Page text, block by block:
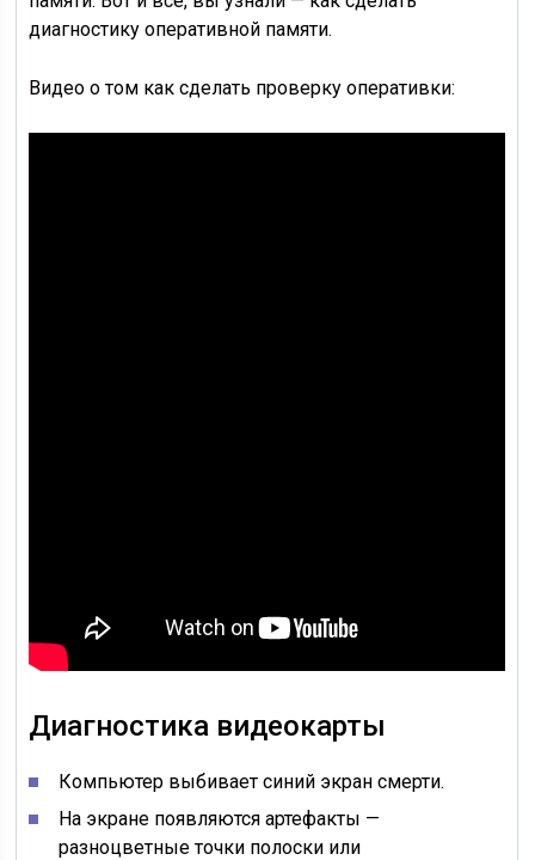
диагностику оперативной памяти.
Видео о том как сделать проверку оперативки:
Диагностика видеокарты
Компьютер выбивает синий экран смерти.
На экране появляются артефакты —
разноцветные точки полоски или